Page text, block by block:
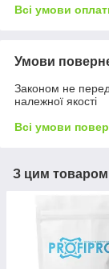
Всі умови
Умови
Законом не
належної якості
Всі умови
З цим